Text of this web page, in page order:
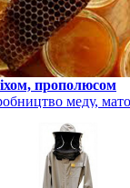
прополюсом
меду,